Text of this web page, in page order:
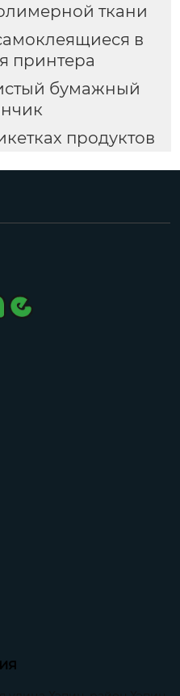
ткани
в
принтера
бумажный
продуктов